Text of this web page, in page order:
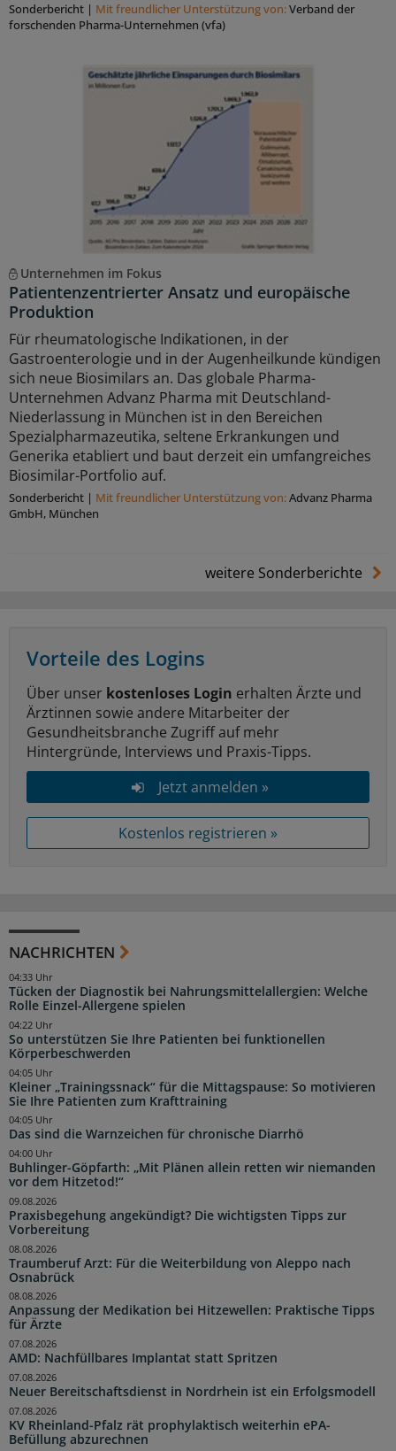
Sonderbericht | Mit freundlicher Unterstützung von:Verband der
forschenden Pharma-Unternehmen (vfa)
Unternehmen im Fokus
Patientenzentrierter Ansatz und europäische
Produktion
Für rheumatologische Indikationen, in der
Gastroenterologie und in der Augenheilkunde kündigen
sich neue Biosimilars an. Das globale Pharma-
Unternehmen Advanz Pharma mit Deutschland-
Niederlassung in München ist in den Bereichen
Spezialpharmazeutika, seltene Erkrankungen und
Generika etabliert und baut derzeit ein umfangreiches
Biosimilar-Portfolio auf.
Sonderbericht | Mit freundlicher Unterstützung von:Advanz Pharma
GmbH, München
weitere Sonderberichte
Vorteile des Logins
Über unser kostenloses Login erhalten Ärzte und
Ärztinnen sowie andere Mitarbeiter der
Gesundheitsbranche Zugriff auf mehr
Hintergründe, Interviews und Praxis-Tipps.
Jetzt anmelden »
Kostenlos registrieren »
NACHRICHTEN
Tücken der Diagnostik bei Nahrungsmittelallergien: Welche
Rolle Einzel-Allergene spielen
04:33 Uhr
So unterstützen Sie Ihre Patienten bei funktionellen
Körperbeschwerden
04:22 Uhr
Kleiner „Trainingssnack“ für die Mittagspause: So motivieren
Sie Ihre Patienten zum Krafttraining
04:05 Uhr
Das sind die Warnzeichen für chronische Diarrhö
04:05 Uhr
Buhlinger-Göpfarth: „Mit Plänen allein retten wir niemanden
vor dem Hitzetod!“
04:00 Uhr
Praxisbegehung angekündigt? Die wichtigsten Tipps zur
Vorbereitung
09.08.2026
Traumberuf Arzt: Für die Weiterbildung von Aleppo nach
Osnabrück
08.08.2026
Anpassung der Medikation bei Hitzewellen: Praktische Tipps
für Ärzte
08.08.2026
AMD: Nachfüllbares Implantat statt Spritzen
07.08.2026
Neuer Bereitschaftsdienst in Nordrhein ist ein Erfolgsmodell
07.08.2026
KV Rheinland-Pfalz rät prophylaktisch weiterhin ePA-
Befüllung abzurechnen
07.08.2026